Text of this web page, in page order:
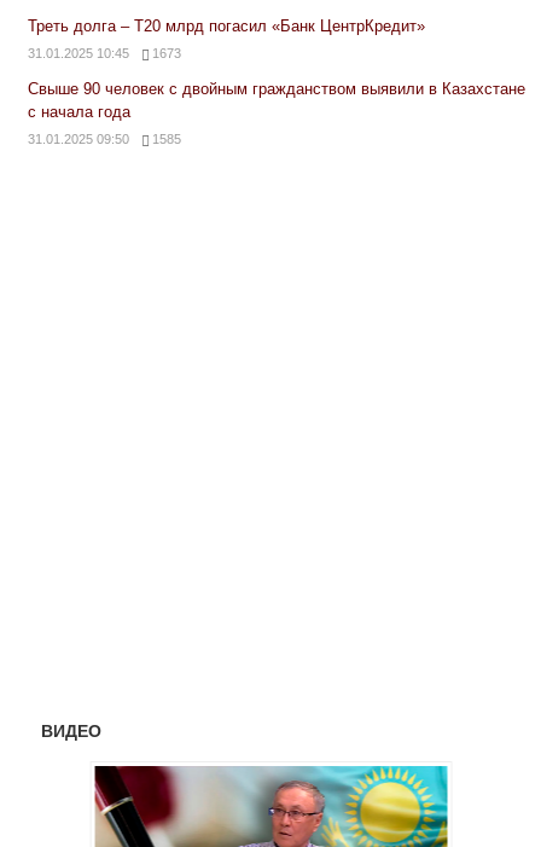
Треть долга – Т20 млрд погасил «Банк ЦентрКредит»
31.01.2025 10:45 1673
Свыше 90 человек с двойным гражданством выявили в Казахстане
с начала года
31.01.2025 09:50 1585
ВИДЕО